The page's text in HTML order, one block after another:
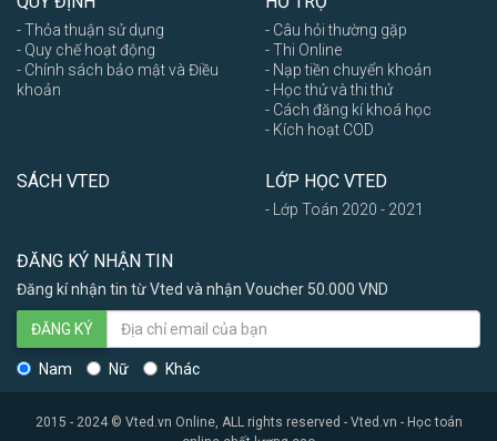
- Thỏa thuận sử dụng
- Quy chế hoạt động
- Chính sách bảo mật và Điều
khoản
- Câu hỏi thường gặp
- Thi Online
- Nạp tiền chuyển khoản
- Học thử và thi thử
- Cách đăng kí khoá học
- Kích hoạt COD
SÁCH VTED LỚP HỌC VTED
- Lớp Toán 2020 - 2021
ĐĂNG KÝ NHẬN TIN
Đăng kí nhận tin từ Vted và nhận Voucher 50.000 VND
ĐĂNG KÝ
Nam Nữ Khác
2015 - 2024 © Vted.vn Online, ALL rights reserved - Vted.vn - Học toán